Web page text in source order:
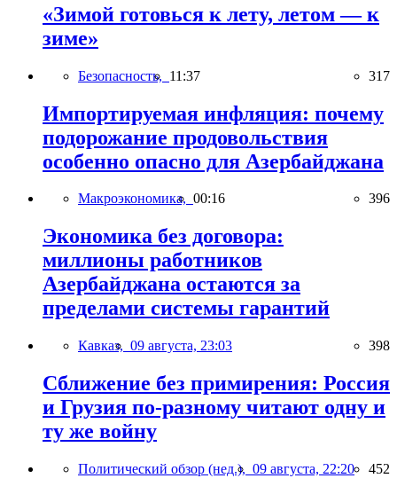
«Зимой готовься к лету, летом — к
зиме»
Безопасность, 11:37 317
Импортируемая инфляция: почему
подорожание продовольствия
особенно опасно для Азербайджана
Макроэкономика, 00:16 396
Экономика без договора:
миллионы работников
Азербайджана остаются за
пределами системы гарантий
Кавказ, 09 августа, 23:03 398
Сближение без примирения: Россия
и Грузия по-разному читают одну и
ту же войну
Политический обзор (нед.), 09 августа, 22:20 452